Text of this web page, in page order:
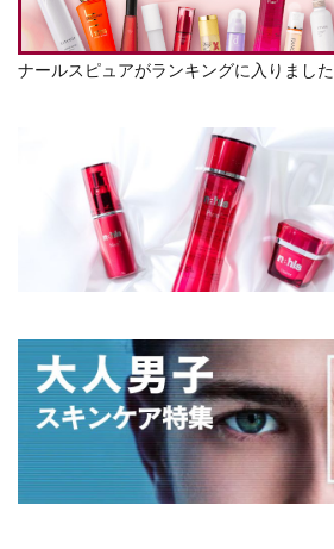
ナールスピュアがランキングに入りました